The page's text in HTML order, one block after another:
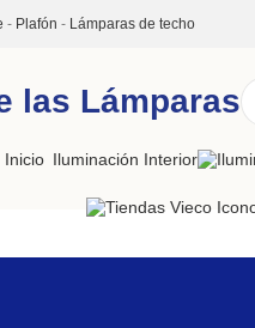
- Plafón - Lámparas de techo
las Lámparas
Inicio Iluminación Interior